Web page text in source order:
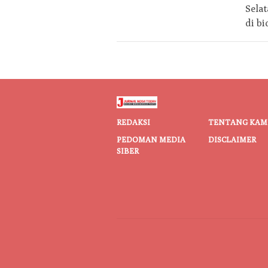
di
REDAKSI
TENTANG
PEDOMAN MEDIA
SIBER
DISCLAIMER